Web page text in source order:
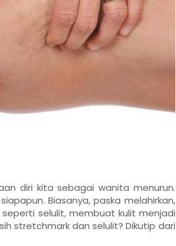
diri kita sebagai wanita menurun.
Biasanya, paska melahirkan,
selulit, membuat kulit menjadi
stretchmark dan selulit? Dikutip dari